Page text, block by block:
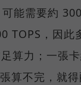
能需要約
TOPS，因此
算力；一張
算不完，就